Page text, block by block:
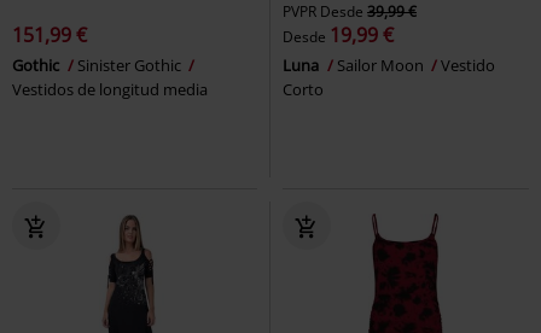
151,99 €
Gothic
Sinister Gothic
Vestidos de longitud media
PVPR Desde 39,99 €
Desde 19,99 €
Luna Sailor Moon
Vestido
Corto